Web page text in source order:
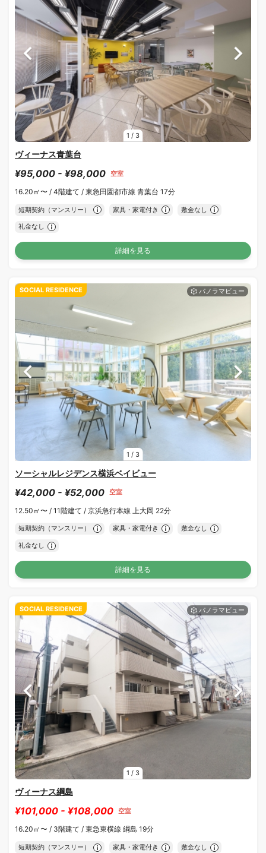
1 / 3
ヴィーナス青葉台
¥95,000 - ¥98,000 空室
16.20㎡〜 / 4階建て / 東急田園都市線 青葉台 17分
短期契約（マンスリー） 家具・家電付き 敷金なし
礼金なし
詳細を見る
1 / 3
SOCIAL RESIDENCE
ソーシャルレジデンス横浜ベイビュー
¥42,000 - ¥52,000 空室
12.50㎡〜 / 11階建て / 京浜急行本線 上大岡 22分
短期契約（マンスリー） 家具・家電付き 敷金なし
礼金なし
詳細を見る
1 / 3
SOCIAL RESIDENCE
ヴィーナス綱島
¥101,000 - ¥108,000 空室
16.20㎡〜 / 3階建て / 東急東横線 綱島 19分
短期契約（マンスリー） 家具・家電付き 敷金なし